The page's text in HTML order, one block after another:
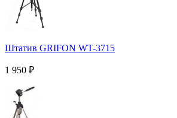
Штатив GRIFON WT-3715
1 950 ₽